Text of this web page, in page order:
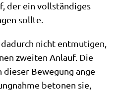
der ein voll­stän­di­ges
sollte.
nicht ent­mu­ti­gen,
zwei­ten Anlauf. Die
die­ser Bewe­gung ange­
beto­nen sie,